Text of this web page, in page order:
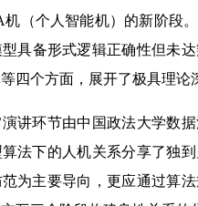
机（个人智能机）的新阶段
具备形式逻辑正确性但未
四个方面，展开了极具理论
环节由中国政法大学数据
法下的人机关系分享了独
为主要导向，更应通过算